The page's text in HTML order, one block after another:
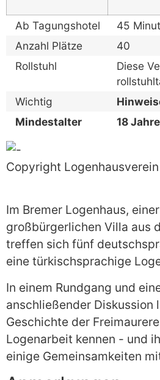
Ab Tagungshotel
45
Anzahl Plätze
40
Rollstuhl
Diese
Wichtig
Mindestalter
18 Jahre
Copyright
Im Bremer Logenhaus,
großbürgerlichen Villa aus
treffen sich fünf
eine türkischsprachige
In einem Rundgang und
anschließender Diskussion
Geschichte der
Logenarbeit kennen - und
einige Gemeinsamkeiten